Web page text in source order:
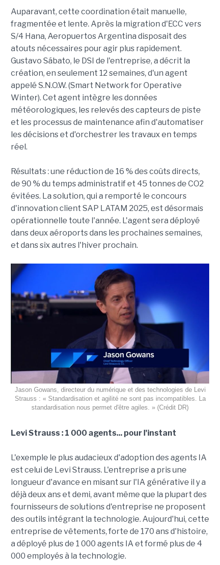
Auparavant, cette coordination était manuelle,
fragmentée et lente. Après la migration d'ECC vers
S/4 Hana, Aeropuertos Argentina disposait des
atouts nécessaires pour agir plus rapidement.
Gustavo Sábato, le DSI de l'entreprise, a décrit la
création, en seulement 12 semaines, d'un agent
appelé S.N.O.W. (Smart Network for Operative
Winter). Cet agent intègre les données
météorologiques, les relevés des capteurs de piste
et les processus de maintenance afin d'automatiser
les décisions et d'orchestrer les travaux en temps
réel.
Résultats : une réduction de 16 % des coûts directs,
de 90 % du temps administratif et 45 tonnes de CO2
évitées. La solution, qui a remporté le concours
d'innovation client SAP LATAM 2025, est désormais
opérationnelle toute l'année. L'agent sera déployé
dans deux aéroports dans les prochaines semaines,
et dans six autres l'hiver prochain.
Jason Gowans, directeur du numérique et des technologies de Levi
Strauss : « Standardisation et agilité ne sont pas incompatibles. La
standardisation nous permet d'être agiles. » (Crédit DR)
Levi Strauss : 1 000 agents... pour l'instant
L'exemple le plus audacieux d'adoption des agents IA
est celui de Levi Strauss. L'entreprise a pris une
longueur d'avance en misant sur l'IA générative il y a
déjà deux ans et demi, avant même que la plupart des
fournisseurs de solutions d'entreprise ne proposent
des outils intégrant la technologie. Aujourd'hui, cette
entreprise de vêtements, forte de 170 ans d'histoire,
a déployé plus de 1 000 agents IA et formé plus de 4
000 employés à la technologie.